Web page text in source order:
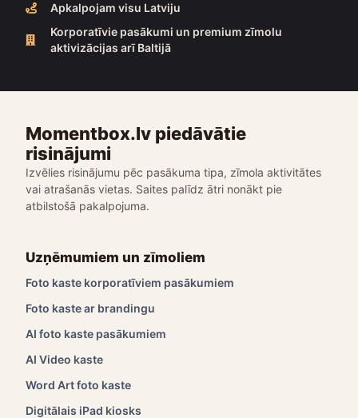
Apkalpojam visu Latviju
Korporatīvie pasākumi un premium zīmolu
aktivizācijas arī Baltijā
Momentbox.lv piedāvātie
risinājumi
Izvēlies risinājumu pēc pasākuma tipa, zīmola aktivitātes
vai atrašanās vietas. Saites palīdz ātri nonākt pie
atbilstošā pakalpojuma.
Uzņēmumiem un zīmoliem
Foto kaste korporatīviem pasākumiem
Foto kaste ar brandingu
AI foto kaste pasākumiem
AI Video kaste
Word Art foto kaste
Digitālais iPad kiosks